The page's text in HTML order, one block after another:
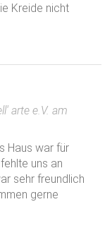
Kreide nicht
arte e.V. am
Haus war für
uns an
sehr freundlich
gerne